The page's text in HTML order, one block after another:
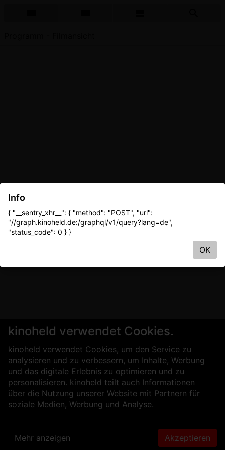
kinoheld verwendet Cookies.
kinoheld verwendet Cookies, um den Service zu
analysieren und zu verbessern, um Inhalte, Werbung
und das digitale Erlebnis zu optimieren und zu
personalisieren. kinoheld teilt auch Informationen
über die Nutzung unserer Website mit Partnern für
soziale Medien, Werbung und Analyse.
Mehr anzeigen Akzeptieren
Info
{ "__sentry_xhr__": { "method": "POST", "url":
"//graph.kinoheld.de:/graphql/v1/query?lang=de",
"status_code": 0 } }
OK